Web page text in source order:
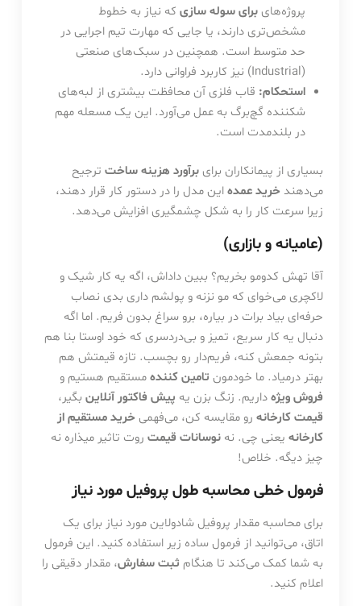
پروژه‌هایبرای سوله سازی که نیاز به خطوط
مشخص‌تری دارند، یا جایی که مهارت تیم اجرایی در
حد متوسط است. همچنین در سبک‌های صنعتی
(Industrial) نیز کاربرد فراوانی دارد.
استحکام: قاب فلزی آن محافظت بیشتری از لبه‌های
شکننده گچ‌برگ به عمل می‌آورد. این یک مسعله مهم
در بلندمدت است.
بسیاری از پیمانکاران برای برآورد هزینه ساختترجیح
می‌دهند خرید عمدهاین مدل را در دستور کار قرار دهند،
زیرا سرعت کار را به شکل چشمگیری افزایش می‌دهد.
(عامیانه و بازاری)
آقا تهش کدومو بخریم؟ ببین داداش، اگه یه کار شیک و
لاکچری می‌خوای که مو نزنه و پولشم داری بدی نصاب
حرفه‌ای بیاد برات در بیاره، برو سراغ بدون فریم. اما اگه
دنبال یه کار سریع، تمیز و بی‌دردسری که خود اوستا بنا هم
بتونه جمعش کنه، فریم‌دار رو بچسب. تازه قیمتش هم
بهتر درمیاد. ما خودمون تامین کنندهمستقیم هستیم و
فروش ویژهداریم. زنگ بزن یه پیش فاکتور آنلاینبگیر،
قیمت کارخانهرو مقایسه کن، می‌فهمی خرید مستقیم از
کارخانهیعنی چی. نه نوسانات قیمتروت تاثیر میذاره نه
چیز دیگه. خلاص!
فرمول خطی محاسبه طول پروفیل مورد نیاز
برای محاسبه مقدار پروفیل شادولاین مورد نیاز برای یک
اتاق، می‌توانید از فرمول ساده زیر استفاده کنید. این فرمول
به شما کمک می‌کند تا هنگام ثبت سفارش، مقدار دقیقی را
اعلام کنید.